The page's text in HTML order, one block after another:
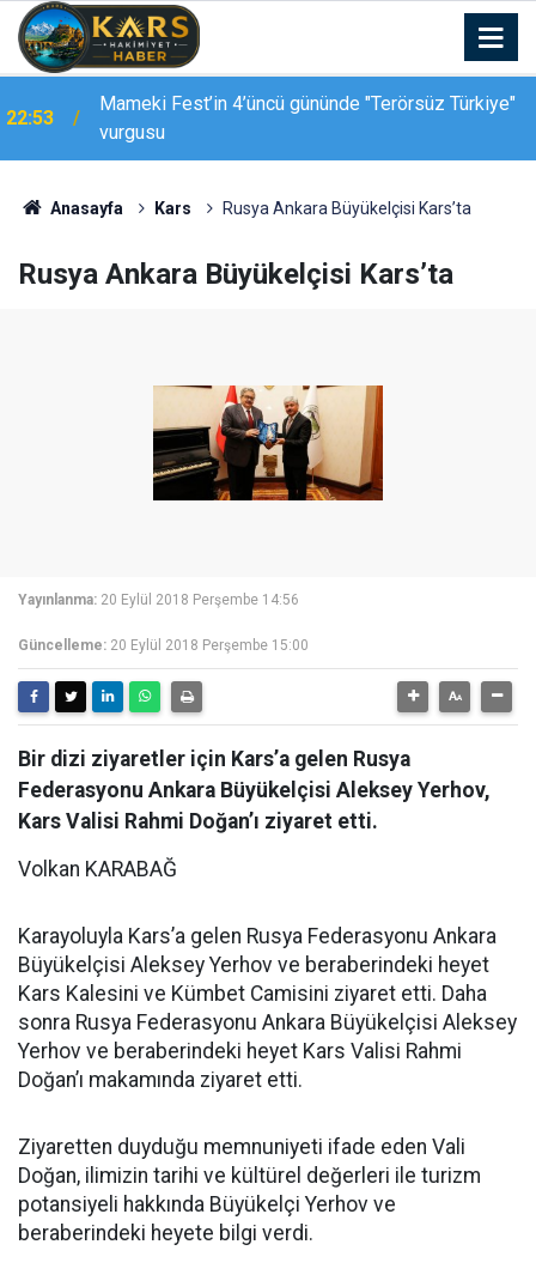
22:39
Kars-Akyaka yolcu treni arızalandı, hemzemin
geçitte araç kuyruğu oluştu
Anasayfa Kars Rusya Ankara Büyükelçisi Kars’ta
Rusya Ankara Büyükelçisi Kars’ta
Yayınlanma: 20 Eylül 2018 Perşembe 14:56
Güncelleme: 20 Eylül 2018 Perşembe 15:00
Bir dizi ziyaretler için Kars’a gelen Rusya
Federasyonu Ankara Büyükelçisi Aleksey Yerhov,
Kars Valisi Rahmi Doğan’ı ziyaret etti.
Volkan KARABAĞ
Karayoluyla Kars’a gelen Rusya Federasyonu Ankara
Büyükelçisi Aleksey Yerhov ve beraberindeki heyet
Kars Kalesini ve Kümbet Camisini ziyaret etti. Daha
sonra Rusya Federasyonu Ankara Büyükelçisi Aleksey
Yerhov ve beraberindeki heyet Kars Valisi Rahmi
Doğan’ı makamında ziyaret etti.
Ziyaretten duyduğu memnuniyeti ifade eden Vali
Doğan, ilimizin tarihi ve kültürel değerleri ile turizm
potansiyeli hakkında Büyükelçi Yerhov ve
beraberindeki heyete bilgi verdi.